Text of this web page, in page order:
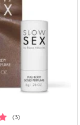
(3)